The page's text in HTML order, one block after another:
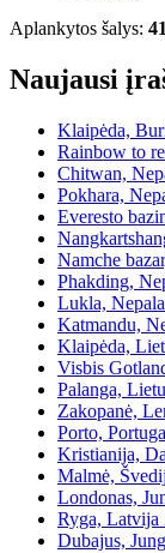
Aplankytos šalys:
Naujausi
Klaipėda,
Rainbow to
Chitwan,
Pokhara,
Everesto
Namche
Phakding,
Lukla,
Katmandu,
Klaipėda,
Visbis
Palanga,
Zakopanė,
Porto,
Kristianija,
Malmė,
Londonas,
Ryga, Latvija
Dubajus,